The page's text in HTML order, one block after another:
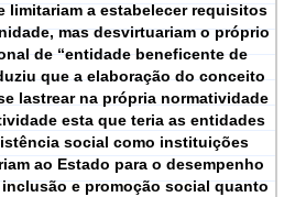
limitariam a estabelecer requisitos
mas desvirtuariam o próprio
de “entidade beneficente de
que a elaboração do conceito
lastrear na própria normatividade
esta que teria as entidades
social como instituições
ao Estado para o desempenho
e promoção social quanto